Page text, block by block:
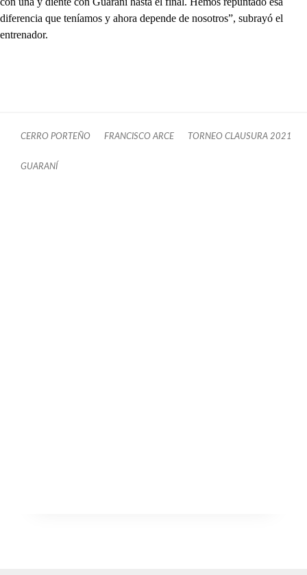
diferencia que teníamos y ahora depende de nosotros”, subrayó el
entrenador.
CERRO PORTEÑO FRANCISCO ARCE TORNEO CLAUSURA 2021
GUARANÍ